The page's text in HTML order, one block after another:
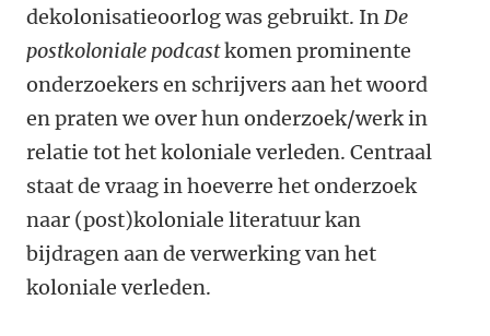
dekolonisatieoorlog was gebruikt. InDe
postkoloniale podcastkomen prominente
onderzoekers en schrijvers aan het woord
en praten we over hun onderzoek/werk in
relatie tot het koloniale verleden. Centraal
staat de vraag in hoeverre het onderzoek
naar (post)koloniale literatuur kan
bijdragen aan de verwerking van het
koloniale verleden.